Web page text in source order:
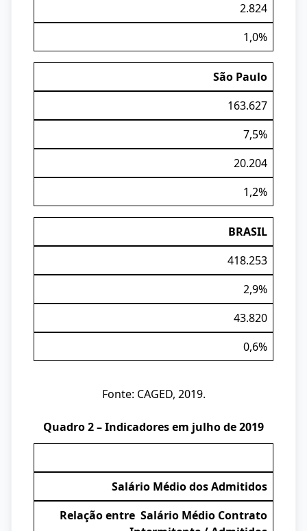
2.824
1,0%
São Paulo
163.627
7,5%
20.204
1,2%
BRASIL
418.253
2,9%
43.820
0,6%
Fonte: CAGED, 2019.
Quadro 2 – Indicadores em julho de 2019
Salário Médio dos Admitidos
Relação entre Salário Médio Contrato